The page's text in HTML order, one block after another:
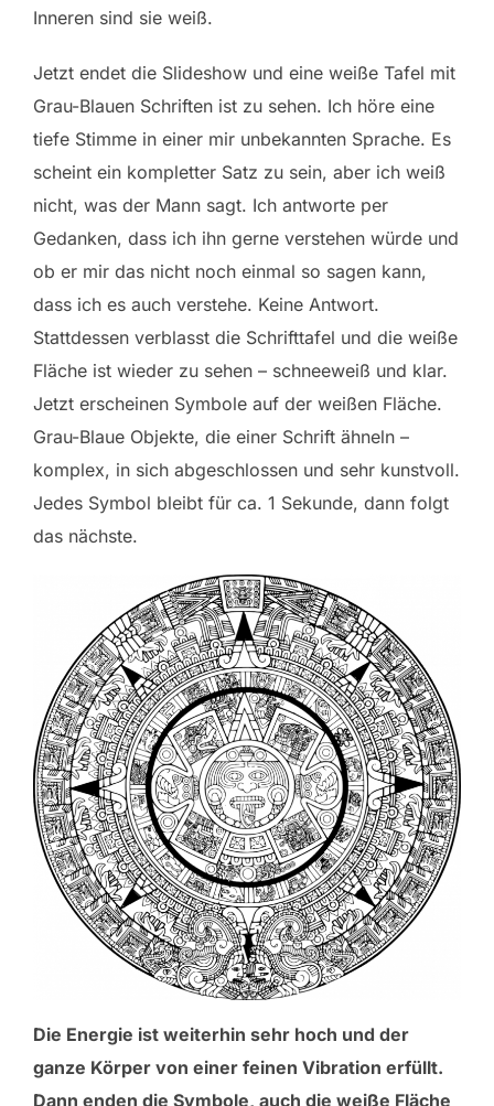
Inneren sind sie weiß.
Jetzt endet die Slideshow und eine weiße Tafel mit
Grau-Blauen Schriften ist zu sehen. Ich höre eine
tiefe Stimme in einer mir unbekannten Sprache. Es
scheint ein kompletter Satz zu sein, aber ich weiß
nicht, was der Mann sagt. Ich antworte per
Gedanken, dass ich ihn gerne verstehen würde und
ob er mir das nicht noch einmal so sagen kann,
dass ich es auch verstehe. Keine Antwort.
Stattdessen verblasst die Schrifttafel und die weiße
Fläche ist wieder zu sehen – schneeweiß und klar.
Jetzt erscheinen Symbole auf der weißen Fläche.
Grau-Blaue Objekte, die einer Schrift ähneln –
komplex, in sich abgeschlossen und sehr kunstvoll.
Jedes Symbol bleibt für ca. 1 Sekunde, dann folgt
das nächste.
Die Energie ist weiterhin sehr hoch und der
ganze Körper von einer feinen Vibration erfüllt.
Dann enden die Symbole, auch die weiße Fläche